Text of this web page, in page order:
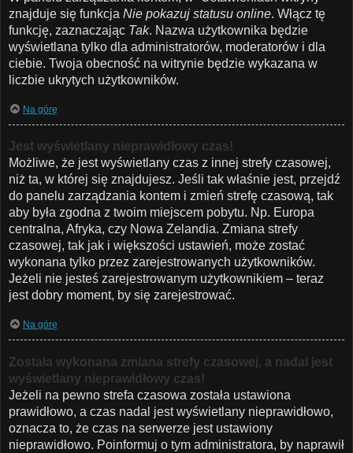
znajduje się funkcja Nie pokazuj statusu online. Włącz tę
funkcję, zaznaczając Tak. Nazwa użytkownika będzie
wyświetlana tylko dla administratorów, moderatorów i dla
ciebie. Twoja obecność na witrynie będzie wykazana w
liczbie ukrytych użytkowników.
Na górę
Jest wyświetlany nieprawidłowy czas!
Możliwe, że jest wyświetlany czas z innej strefy czasowej,
niż ta, w której się znajdujesz. Jeśli tak właśnie jest, przejdź
do panelu zarządzania kontem i zmień strefę czasową, tak
aby była zgodna z twoim miejscem pobytu. Np. Europa
centralna, Afryka, czy Nowa Zelandia. Zmiana strefy
czasowej, tak jak i większości ustawień, może zostać
wykonana tylko przez zarejestrowanych użytkowników.
Jeżeli nie jesteś zarejestrowanym użytkownikiem – teraz
jest dobry moment, by się zarejestrować.
Na górę
Została wykonana zmiana strefy czasowej, a nadal jest
wyświetlany nieprawidłowy czas!
Jeżeli na pewno strefa czasowa została ustawiona
prawidłowo, a czas nadal jest wyświetlany nieprawidłowo,
oznacza to, że czas na serwerze jest ustawiony
nieprawidłowo. Poinformuj o tym administratora, by naprawił